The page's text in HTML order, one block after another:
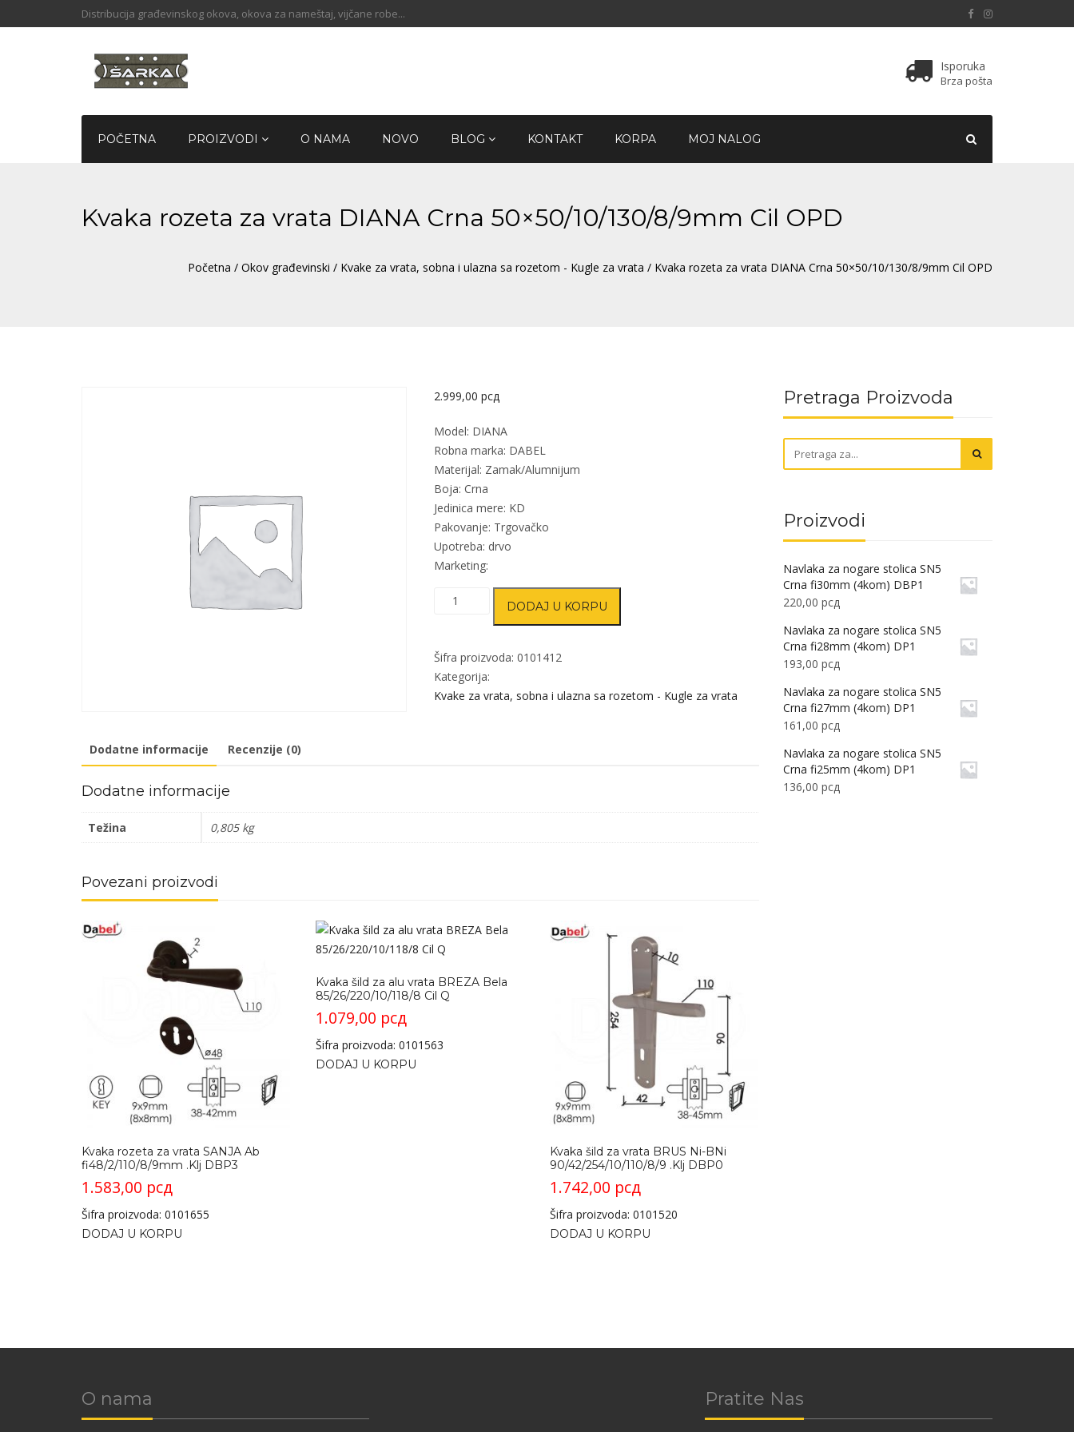
Distribucija građevinskog okova, okova za nameštaj, vijčane robe...
Isporuka
Brza pošta
POČETNA PROIZVODI O NAMA NOVO BLOG KONTAKT KORPA MOJ NALOG
Kvaka rozeta za vrata DIANA Crna 50×50/10/130/8/9mm Cil OPD
Početna / Okov građevinski / Kvake za vrata, sobna i ulazna sa rozetom - Kugle za vrata / Kvaka rozeta za vrata DIANA Crna 50×50/10/130/8/9mm Cil OPD
2.999,00 рсд
Model: DIANA
Robna marka: DABEL
Materijal: Zamak/Alumnijum
Boja: Crna
Jedinica mere: KD
Pakovanje: Trgovačko
Upotreba: drvo
Marketing:
Kvaka
vrata
DIANA
Crna
DODAJ U KORPU
Šifra proizvoda: 0101412
Kategorija:
Kvake za vrata, sobna i ulazna sa rozetom - Kugle za vrata
Dodatne informacije Recenzije (0)
Dodatne informacije
Težina 0,805 kg
Povezani proizvodi
Kvaka rozeta za vrata SANJA Ab
fi48/2/110/8/9mm .Klj DBP3
1.583,00 рсд
Šifra proizvoda: 0101655
DODAJ U KORPU
Kvaka šild za alu vrata BREZA Bela
85/26/220/10/118/8 Cil Q
1.079,00 рсд
Šifra proizvoda: 0101563
DODAJ U KORPU
Kvaka šild za vrata BRUS Ni-BNi
90/42/254/10/110/8/9 .Klj DBP0
1.742,00 рсд
Šifra proizvoda: 0101520
DODAJ U KORPU
Pretraga Proizvoda
Proizvodi
Navlaka za nogare stolica SN5
Crna fi30mm (4kom) DBP1
220,00 рсд
Navlaka za nogare stolica SN5
Crna fi28mm (4kom) DP1
193,00 рсд
Navlaka za nogare stolica SN5
Crna fi27mm (4kom) DP1
161,00 рсд
Navlaka za nogare stolica SN5
Crna fi25mm (4kom) DP1
136,00 рсд
O nama Pratite Nas